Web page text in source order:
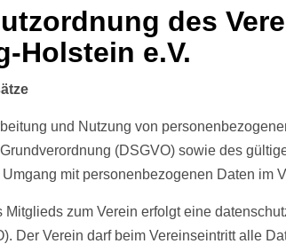
des
Holstein e.V.
und Nutzung von
(DSGVO) sowie des
mit personenbezogenen Daten im
Mitglieds zum Verein erfolgt eine
Der Verein darf beim Vereinseintritt alle